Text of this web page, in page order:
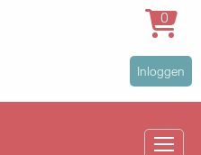
User
account
Inloggen
0